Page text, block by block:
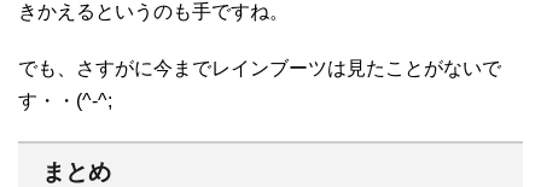
きかえるというのも手ですね。
でも、さすがに今までレインブーツは見たことがないで
す・・(^-^;
まとめ